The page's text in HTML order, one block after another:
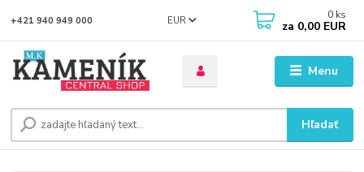
Menu
EUR
Hľadať
+421 940 949 000 0 ks
za 0,00 EUR